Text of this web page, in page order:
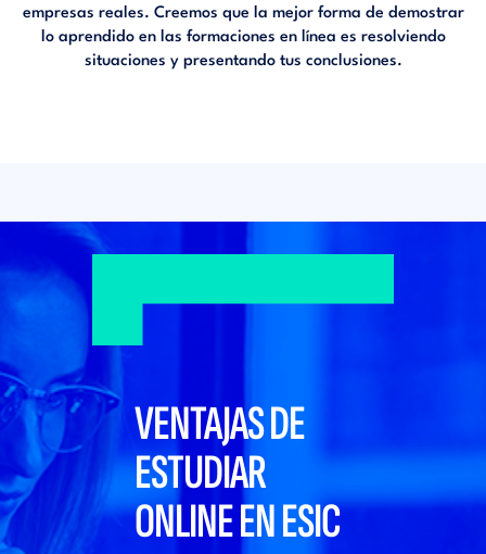
empresas reales. Creemos que la mejor forma de demostrar
lo aprendido en las formaciones en línea es resolviendo
situaciones y presentando tus conclusiones.
VENTAJAS DE
ESTUDIAR
ONLINE EN ESIC